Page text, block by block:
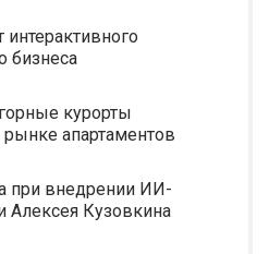
интерактивного
бизнеса
курорты
апартаментов
при внедрении ИИ-
Алексея Кузовкина